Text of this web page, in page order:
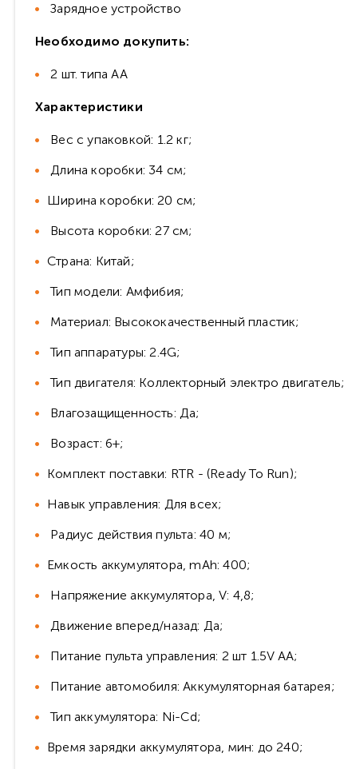
Зарядное устройство
Необходимо докупить:
2 шт. типа АА
Характеристики
Вес с упаковкой: 1.2 кг;
Длина коробки: 34 см;
Ширина коробки: 20 см;
Высота коробки: 27 см;
Страна: Китай;
Тип модели: Амфибия;
Материал: Высококачественный пластик;
Тип аппаратуры: 2.4G;
Тип двигателя: Коллекторный электро двигатель;
Влагозащищенность: Да;
Возраст: 6+;
Комплект поставки: RTR - (Ready To Run);
Навык управления: Для всех;
Радиус действия пульта: 40 м;
Емкость аккумулятора, mAh: 400;
Напряжение аккумулятора, V: 4,8;
Движение вперед/назад: Да;
Питание пульта управления: 2 шт 1.5V AA;
Питание автомобиля: Аккумуляторная батарея;
Тип аккумулятора: Ni-Cd;
Время зарядки аккумулятора, мин: до 240;